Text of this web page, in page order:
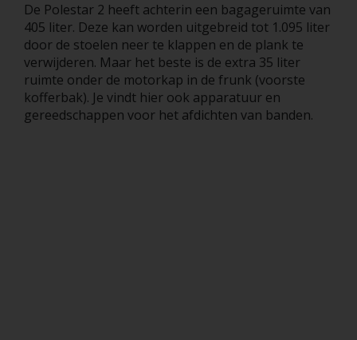
De Polestar 2 heeft achterin een bagageruimte van
405 liter. Deze kan worden uitgebreid tot 1.095 liter
door de stoelen neer te klappen en de plank te
verwijderen. Maar het beste is de extra 35 liter
ruimte onder de motorkap in de frunk (voorste
kofferbak). Je vindt hier ook apparatuur en
gereedschappen voor het afdichten van banden.